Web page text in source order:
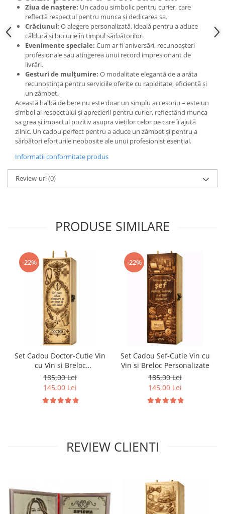
Ziua de naștere: Un cadou simbolic pentru curier, care
reflectă respectul pentru munca și dedicarea sa.
Crăciunul: O alegere personalizată, ideală pentru a aduce
căldură și bucurie în timpul sărbătorilor.
Evenimente speciale: Cum ar fi aniversări, recunoașteri
profesionale sau atingerea unui record impresionant de
livrări.
Gesturi de mulțumire: O modalitate elegantă de a arăta
recunoștința pentru serviciile oferite cu rapiditate, eficiență și
un zâmbet.
Această halbă de bere nu este doar un simplu accesoriu – este un
simbol al respectului și aprecierii pentru curier, reflectând munca
sa grea și impactul pozitiv asupra vieților celor pe care îi ajută
zilnic. Un cadou perfect pentru a aduce un zâmbet și pentru a
sărbători eforturile neobosite ale unui profesionist esențial.
Informatii conformitate produs
Review-uri(0)
PRODUSE SIMILARE
-22%
Set Cadou Doctor-Cutie Vin
cu Vin si Breloc
Personalizate
185,00 Lei
145,00 Lei
-22%
Set Cadou Sef-Cutie Vin cu
Vin si Breloc Personalizate
185,00 Lei
145,00 Lei
REVIEW CLIENTI